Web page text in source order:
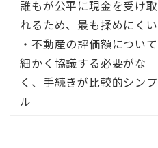
誰もが公平に現金を受け取
れるため、最も揉めにくい
・不動産の評価額について
細かく協議する必要がな
く、手続きが比較的シンプ
ル